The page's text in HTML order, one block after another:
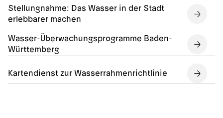
Stellungnahme: Das Wasser in der Stadt
erlebbarer machen
Wasser-Überwachungsprogramme Baden-
Württemberg
Kartendienst zur Wasserrahmenrichtlinie